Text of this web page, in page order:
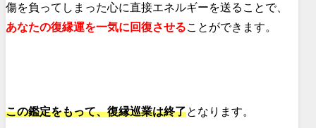
傷を負ってしまった心に直接エネルギーを送ることで、
あなたの復縁運を一気に回復させることができます。
この鑑定をもって、復縁巡業は終了となります。